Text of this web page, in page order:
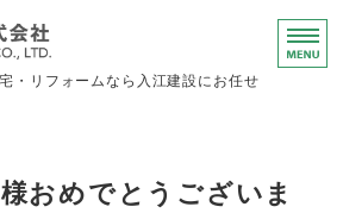
入江建設株
・リフォームなら入江建設にお任せ
おめでとうございま